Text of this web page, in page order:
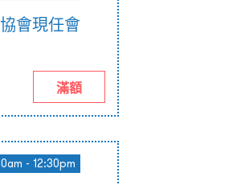
會現任會
滿額
- 12:30pm